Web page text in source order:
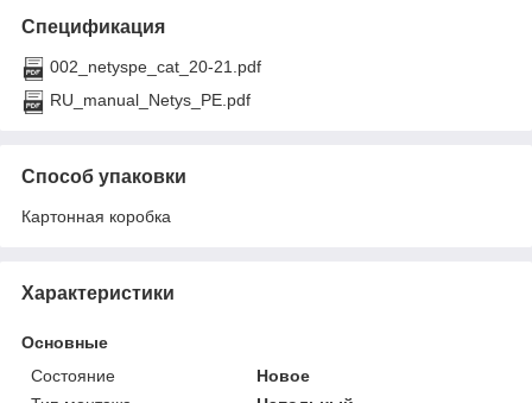
Спецификация
002_netyspe_cat_20-21.pdf
RU_manual_Netys_PE.pdf
Способ упаковки
Картонная коробка
Характеристики
Основные
Состояние
Новое